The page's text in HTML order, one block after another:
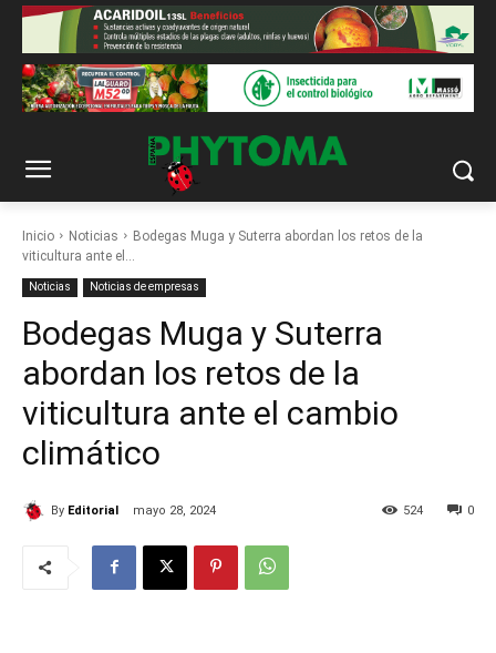
Inicio Noticias
Bodegas Muga y Suterra abordan los retos de la
viticultura ante el...
Noticias Noticias de empresas
Bodegas Muga y Suterra
abordan los retos de la
viticultura ante el cambio
climático
By Editorial mayo 28, 2024 0
524